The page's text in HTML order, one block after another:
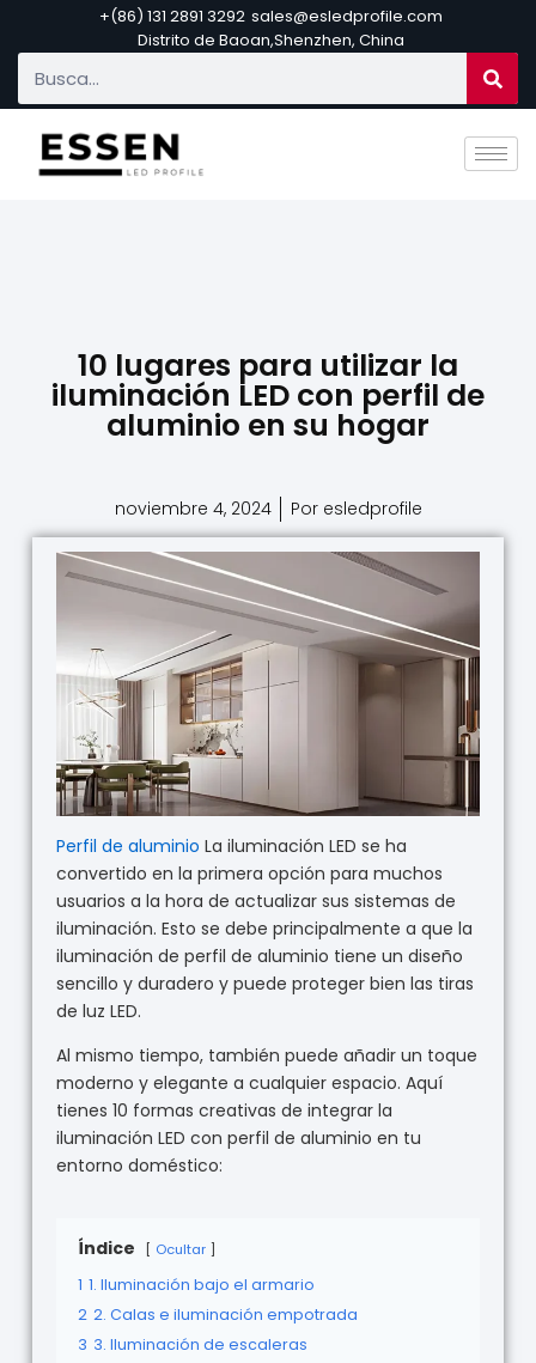
+(86) 131 2891 3292 sales@esledprofile.com
Distrito de Baoan,Shenzhen, China
10 lugares para utilizar la
iluminación LED con perfil de
aluminio en su hogar
noviembre 4, 2024 Por esledprofile
Perfil de aluminio La iluminación LED se ha
convertido en la primera opción para muchos
usuarios a la hora de actualizar sus sistemas de
iluminación. Esto se debe principalmente a que la
iluminación de perfil de aluminio tiene un diseño
sencillo y duradero y puede proteger bien las tiras
de luz LED.
Al mismo tiempo, también puede añadir un toque
moderno y elegante a cualquier espacio. Aquí
tienes 10 formas creativas de integrar la
iluminación LED con perfil de aluminio en tu
entorno doméstico:
Índice Ocultar
1 1. Iluminación bajo el armario
2 2. Calas e iluminación empotrada
3 3. Iluminación de escaleras